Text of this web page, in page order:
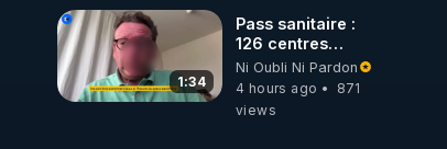
1:34
Pass sanitaire :
126 centres
commerciaux
concernés par
l'obligation dans
Ni Oubli Ni Pardon
4 hours ago
871
views